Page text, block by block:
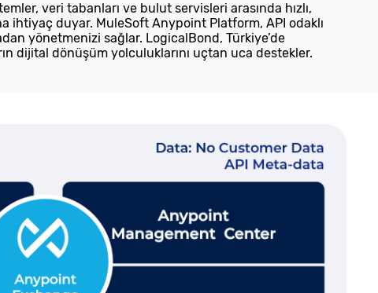
Medium
Facebook
veri tabanları ve bulut servisleri arasında hızlı,
ihtiyaç duyar. MuleSoft Anypoint Platform, API odaklı
yönetmenizi sağlar. LogicalBond, Türkiye’de
dijital dönüşüm yolculuklarını uçtan uca destekler.